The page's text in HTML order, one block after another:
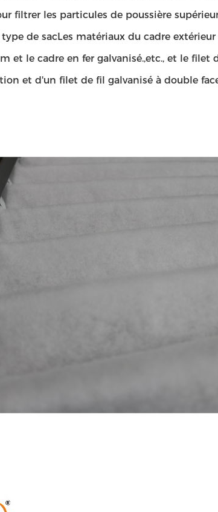
filtrer les particules de poussière
de sacLes matériaux du cadre
et le cadre en fer galvanisé.,etc., et le
et d'un filet de fil galvanisé à double